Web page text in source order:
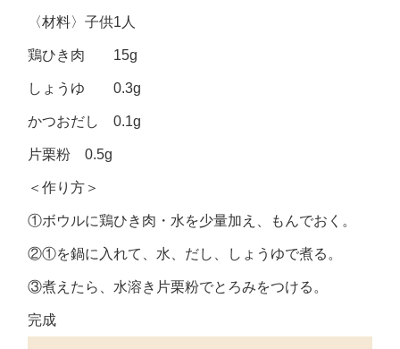
〈材料〉子供1人
鶏ひき肉 15g
しょうゆ 0.3g
かつおだし 0.1g
片栗粉 0.5g
＜作り方＞
①ボウルに鶏ひき肉・水を少量加え、もんでおく。
②①を鍋に入れて、水、だし、しょうゆで煮る。
③煮えたら、水溶き片栗粉でとろみをつける。
完成